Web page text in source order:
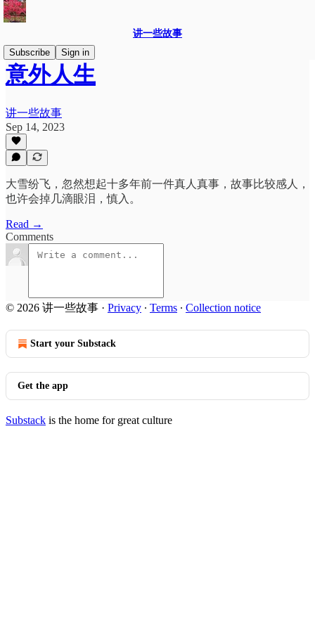
讲一些故事
Subscribe
Sign in
意外人生
讲一些故事
Sep 14, 2023
大雪纷飞，忽然想起十多年前一件真人真事，故事比较感人，
也许会掉几滴眼泪，慎入。
Read →
Comments
© 2026 讲一些故事 · Privacy ∙ Terms ∙ Collection notice
Start your Substack
Get the app
Substack is the home for great culture